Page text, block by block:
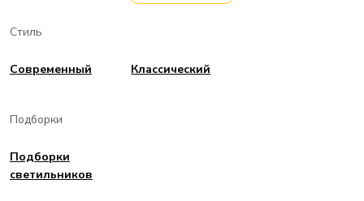
Стиль
Современный Классический
Подборки
Подборки
светильников